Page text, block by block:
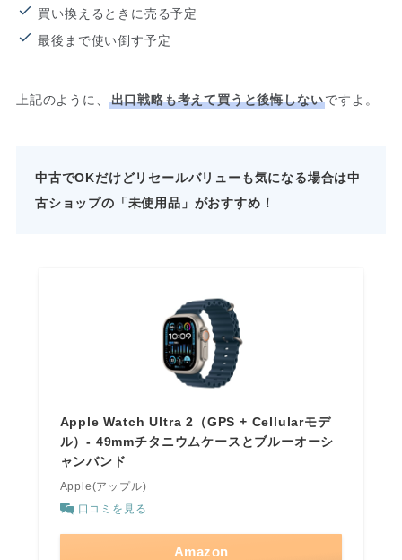
買い換えるときに売る予定
最後まで使い倒す予定
上記のように、 出口戦略も考えて買うと後悔しないですよ。
中古でOKだけどリセールバリューも気になる場合は中
古ショップの「未使用品」がおすすめ！
Apple Watch Ultra 2（GPS + Cellularモデ
ル）- 49mmチタニウムケースとブルーオーシ
ャンバンド
Apple(アップル)
口コミを見る
Amazon